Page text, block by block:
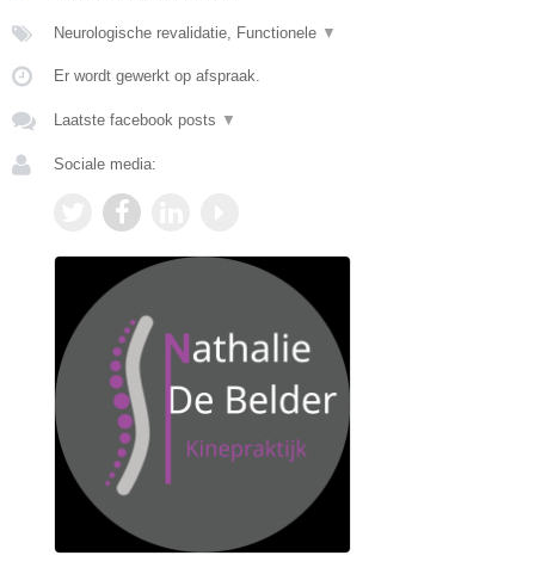
Neurologische revalidatie, Functionele ▼
Er wordt gewerkt op afspraak.
Laatste facebook posts ▼
Sociale media: